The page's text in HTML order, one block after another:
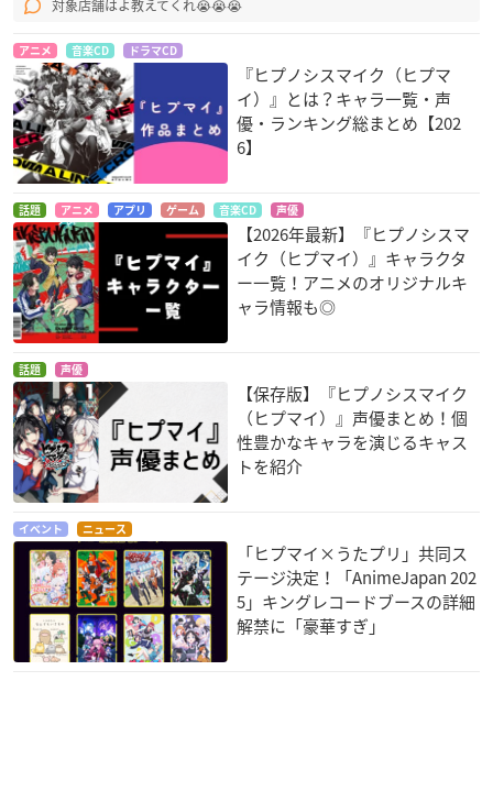
対象店舗はよ教えてくれ😭😭😭
アニメ 音楽CD ドラマCD
『ヒプノシスマイク（ヒプマ
イ）』とは？キャラ一覧・声
優・ランキング総まとめ【202
6】
話題 アニメ アプリ ゲーム 音楽CD 声優
【2026年最新】『ヒプノシスマ
イク（ヒプマイ）』キャラクタ
ー一覧！アニメのオリジナルキ
ャラ情報も◎
話題 声優
【保存版】『ヒプノシスマイク
（ヒプマイ）』声優まとめ！個
性豊かなキャラを演じるキャス
トを紹介
イベント ニュース
「ヒプマイ×うたプリ」共同ス
テージ決定！「AnimeJapan 202
5」キングレコードブースの詳細
解禁に「豪華すぎ」